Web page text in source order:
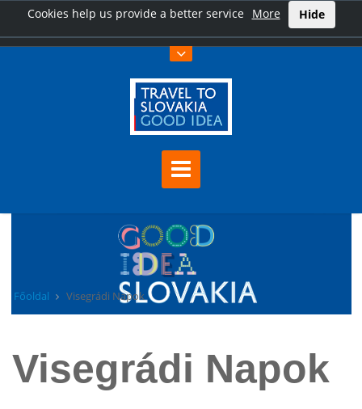
Cookies help us provide a better service More Hide
Főoldal Visegrádi Napok
Visegrádi Napok